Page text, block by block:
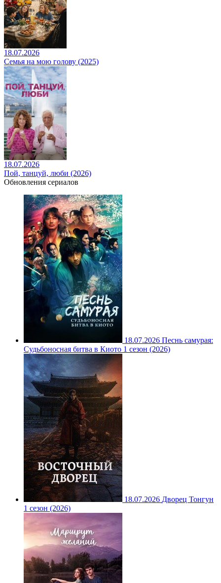
18.07.2026
Семья на мою голову (2025)
18.07.2026
Пой, танцуй, люби (2026)
Обновления сериалов
18.07.2026 Песнь самурая:
Судьбоносная битва в Киото 1 сезон (2026)
18.07.2026 Дворец Тонгун
1 сезон (2026)